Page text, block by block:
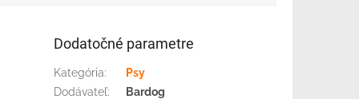
Dodatočné parametre
Kategória:
Psy
Dodávateľ: Bardog